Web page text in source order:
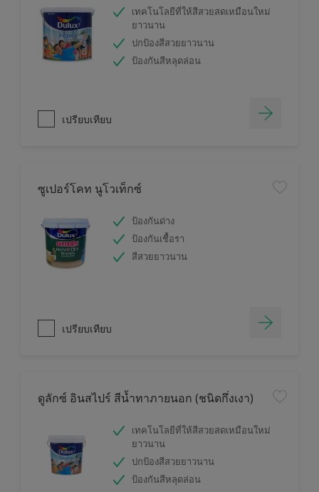
เทคโนโลยีที่ให้สีสวยสดเหมือนใหม่
ยาวนาน
ปกป้องสีสวยยาวนาน
ป้องกันสีหลุดล่อน
เปรียบเทียบ
ซูเปอร์โคท นูโวเท็กซ์
ป้องกันด่าง
ป้องกันเชื้อรา
สีสวยยาวนาน
เปรียบเทียบ
ดูลักซ์ อินสไปร์ สีน้ำทาภายนอก (ชนิดกึ่งเงา)
เทคโนโลยีที่ให้สีสวยสดเหมือนใหม่
ยาวนาน
ปกป้องสีสวยยาวนาน
ป้องกันสีหลุดล่อน